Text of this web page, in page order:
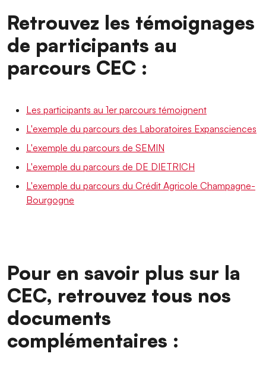
Retrouvez les témoignages
de participants au
parcours CEC :
Les participants au 1er parcours témoignent
L'exemple du parcours des Laboratoires Expansciences
L'exemple du parcours de SEMIN
L'exemple du parcours de DE DIETRICH
L'exemple du parcours du Crédit Agricole Champagne-
Bourgogne
Pour en savoir plus sur la
CEC, retrouvez tous nos
documents
complémentaires :